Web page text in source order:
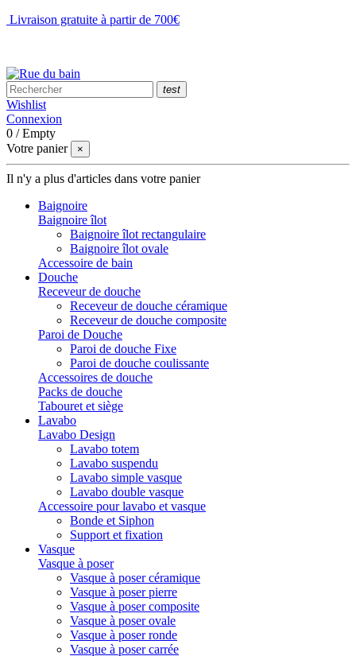
Livraison gratuite à partir de 700€
test
Wishlist
Connexion
0 /Empty
Votre panier
×
Il n'y a plus d'articles dans votre panier
Baignoire
Baignoire îlot
Baignoire îlot rectangulaire
Baignoire îlot ovale
Accessoire de bain
Douche
Receveur de douche
Receveur de douche céramique
Receveur de douche composite
Paroi de Douche
Paroi de douche Fixe
Paroi de douche coulissante
Accessoires de douche
Packs de douche
Tabouret et siège
Lavabo
Lavabo Design
Lavabo totem
Lavabo suspendu
Lavabo simple vasque
Lavabo double vasque
Accessoire pour lavabo et vasque
Bonde et Siphon
Support et fixation
Vasque
Vasque à poser
Vasque à poser céramique
Vasque à poser pierre
Vasque à poser composite
Vasque à poser ovale
Vasque à poser ronde
Vasque à poser carrée